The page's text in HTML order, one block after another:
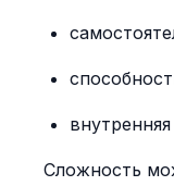
Сложность